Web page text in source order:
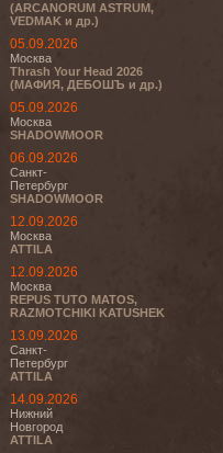
(ARCANORUM ASTRUM,
VEDMAK и др.)
05.09.2026
Москва
Thrash Your Head 2026
(МАФИЯ, ДЕБОШЪ и др.)
05.09.2026
Москва
SHADOWMOOR
06.09.2026
Санкт-
Петербург
SHADOWMOOR
12.09.2026
Москва
ATTILA
12.09.2026
Москва
REPUS TUTO MATOS,
RAZMOTCHIKI KATUSHEK
13.09.2026
Санкт-
Петербург
ATTILA
14.09.2026
Нижний
Новгород
ATTILA